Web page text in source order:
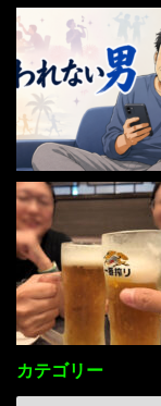
カテゴリー